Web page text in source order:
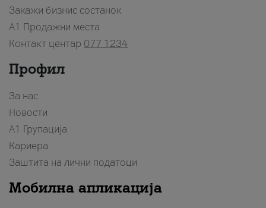
Закажи бизнис состанок
A1 Продажни места
Контакт центар 077 1234
Профил
За нас
Новости
А1 Групација
Кариера
Заштита на лични податоци
Мобилна апликација